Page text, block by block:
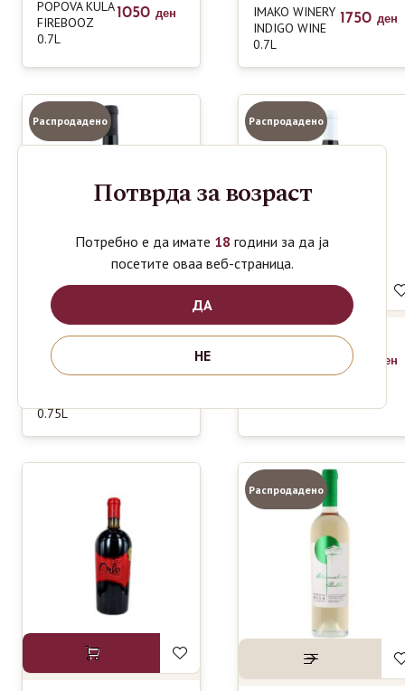
POPOVA KULA
FIREBOOZ
0.7L
1050 ден
IMAKO WINERY
INDIGO WINE
0.7L
1750 ден
Распродадено
POPOV
WINERY
KRATOSIJA
0.75L
Распродадено
1390 ден
Распродадено
Потврда за возраст
Потребно е да имате 18 години за да ја
посетите оваа веб-страница.
ДА
НЕ